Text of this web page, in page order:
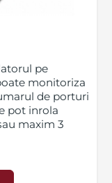
pe
monitoriza
de porturi
pot inrola
maxim 3